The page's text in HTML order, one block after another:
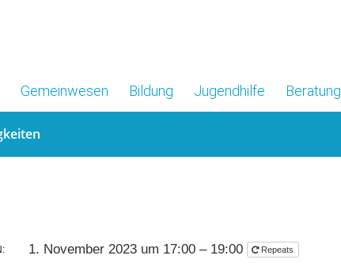
Gemeinwesen Bildung Jugendhilfe Beratung
1. November 2023 um 17:00 – 19:00 Repeats